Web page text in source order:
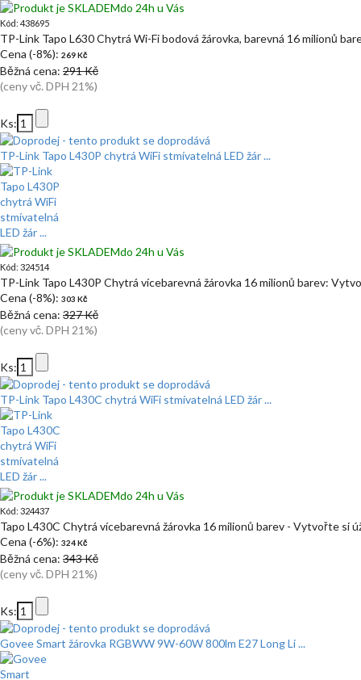
do 24h u Vás
Kód: 438695
TP-Link Tapo L630 Chytrá Wi-Fi bodová žárovka, barevná 16 milionů
Cena (-8%): 269 Kč
Běžná cena: 291 Kč
(ceny vč. DPH 21%)
Ks:
TP-Link Tapo L430P chytrá WiFi stmívatelná LED žár ...
do 24h u Vás
Kód: 324514
TP-Link Tapo L430P Chytrá vícebarevná žárovka 16 milionů barev:
Cena (-8%): 303 Kč
Běžná cena: 327 Kč
(ceny vč. DPH 21%)
Ks:
TP-Link Tapo L430C chytrá WiFi stmívatelná LED žár ...
do 24h u Vás
Kód: 324437
Tapo L430C Chytrá vícebarevná žárovka 16 milionů barev - Vytvořte si
Cena (-6%): 324 Kč
Běžná cena: 343 Kč
(ceny vč. DPH 21%)
Ks:
Govee Smart žárovka RGBWW 9W-60W 800lm E27 Long Li ...